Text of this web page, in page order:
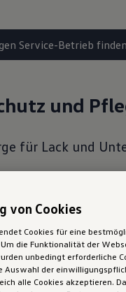
Service-Betrieb finden
und
für Lack und
Damit sorgen Sie für
die Langlebigkeit
Folgende
von Cookies
Cookies für eine
die Funktionalität der
unbedingt erforderliche
Auswahl der
alle Cookies akzeptieren.